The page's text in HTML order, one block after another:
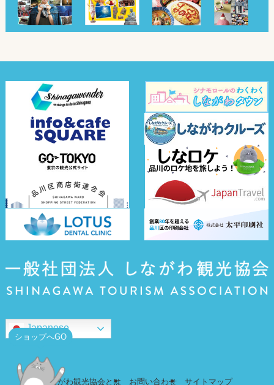
Japanese
しながわ観光協会とは お問い合わせ サイトマップ
ショップへGO